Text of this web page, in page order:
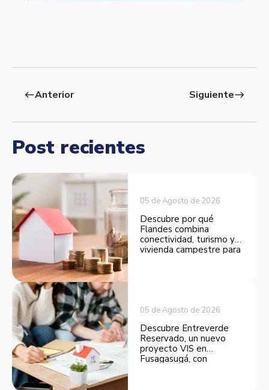
westAnterior Siguienteeast
Post recientes
05 de Agosto de 2026
Descubre por qué
Flandes combina
conectividad, turismo y
vivienda campestre para
05 de Agosto de 2026
Descubre Entreverde
Reservado, un nuevo
proyecto VIS en
Fusagasugá, con